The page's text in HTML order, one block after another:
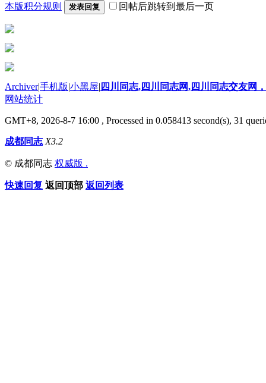
本版积分规则 发表回复 回帖后跳转到最后一页
Archiver|手机版|小黑屋| 四川同志,四川同志网,四川同志交友网
网站统计
GMT+8, 2026-8-7 16:00 , Processed in 0.058413 second(s), 31
成都同志 X3.2
© 成都同志 权威版 .
快速回复 返回顶部 返回列表